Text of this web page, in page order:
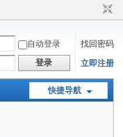
自动登录
找回密码
登录 立即注册
快捷导航